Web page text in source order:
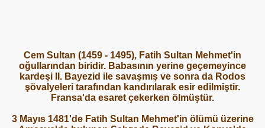
Cem Sultan (1459 - 1495), Fatih Sultan Mehmet'in
oğullarından biridir. Babasının yerine geçemeyince
kardeşi II. Bayezid ile savaşmış ve sonra da Rodos
şövalyeleri tarafından kandırılarak esir edilmiştir.
Fransa'da esaret çekerken ölmüştür.
3 Mayıs 1481'de Fatih Sultan Mehmet'in ölümü üzerine